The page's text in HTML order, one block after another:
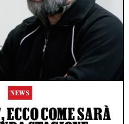
NEWS
COME SARÀ